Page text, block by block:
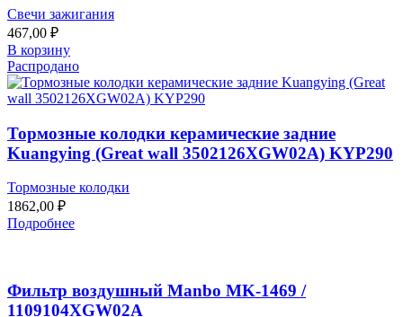
Свечи зажигания
467,00 ₽
В корзину
Распродано
Тормозные колодки керамические задние
Kuangying (Great wall 3502126XGW02A) KYP290
Тормозные колодки
1862,00 ₽
Подробнее
Фильтр воздушный Manbo MK-1469 /
1109104XGW02A